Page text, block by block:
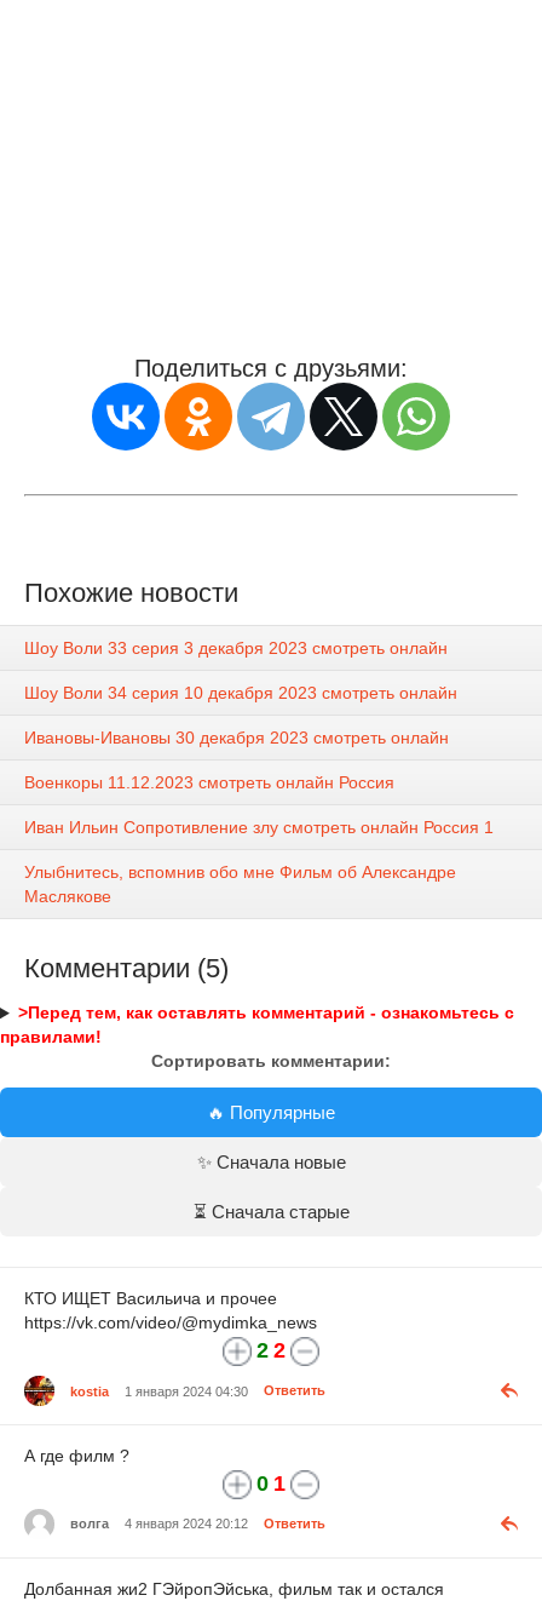
Поделиться с друзьями:
Похожие новости
Шоу Воли 33 серия 3 декабря 2023 смотреть онлайн
Шоу Воли 34 серия 10 декабря 2023 смотреть онлайн
Ивановы-Ивановы 30 декабря 2023 смотреть онлайн
Военкоры 11.12.2023 смотреть онлайн Россия
Иван Ильин Сопротивление злу смотреть онлайн Россия 1
Улыбнитесь, вспомнив обо мне Фильм об Александре
Маслякове
Комментарии (5)
>Перед тем, как оставлять комментарий - ознакомьтесь с
правилами!
Сортировать комментарии:
🔥 Популярные
✨ Сначала новые
⏳ Сначала старые
КТО ИЩЕТ Васильича и прочее
https://vk.com/video/@mydimka_news
2 2
kostia 1 января 2024 04:30 Ответить
А где филм ?
0 1
волга 4 января 2024 20:12 Ответить
Долбанная жи2 ГЭйропЭйська, фильм так и остался